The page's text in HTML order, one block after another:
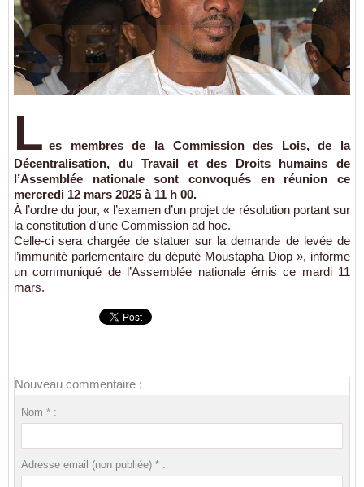
L es membres de la Commission des Lois, de la
Décentralisation, du Travail et des Droits humains de
l’Assemblée nationale sont convoqués en réunion ce
mercredi 12 mars 2025 à 11 h 00.
À l’ordre du jour, « l’examen d’un projet de résolution portant sur
la constitution d’une Commission ad hoc.
Celle-ci sera chargée de statuer sur la demande de levée de
l’immunité parlementaire du député Moustapha Diop », informe
un communiqué de l’Assemblée nationale émis ce mardi 11
mars.
Nouveau commentaire :
Nom * :
Adresse email (non publiée) * :